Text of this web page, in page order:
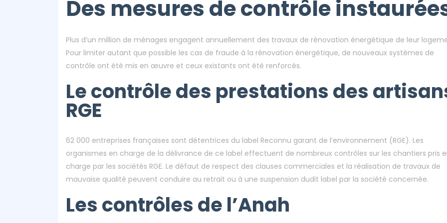
Des mesures de contrôle
Plus d’un million de ménages engagent annuellement des travaux de rénovation énergétique de leur
Pour limiter autant que possible les cas de fraude à la rénovation énergétique, de nouveaux systèmes de
contrôle ont été mis en œuvre et ceux existants ont été renforcés.
Le contrôle des prestations des
RGE
62 000 entreprises françaises sont détentrices du label Reconnu garant de l’environnement (RGE). Les
organismes en charge de la délivrance de ce label effectuent de nombreux contrôles sur les chantiers pris
charge par les sociétés RGE. Le défaut de respect des clauses commerciales et la réalisation de travaux de
mauvaise qualité peuvent conduire au retrait ou à une suspension dudit label par la société concernée.
Les contrôles de l’Anah